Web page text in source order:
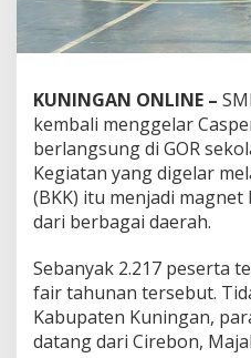
KUNINGAN ONLINE –
kembali menggelar
berlangsung di GOR
Kegiatan yang digelar
(BKK) itu menjadi
dari berbagai daerah.
Sebanyak 2.217 peserta
fair tahunan tersebut.
Kabupaten Kuningan,
datang dari Cirebon,